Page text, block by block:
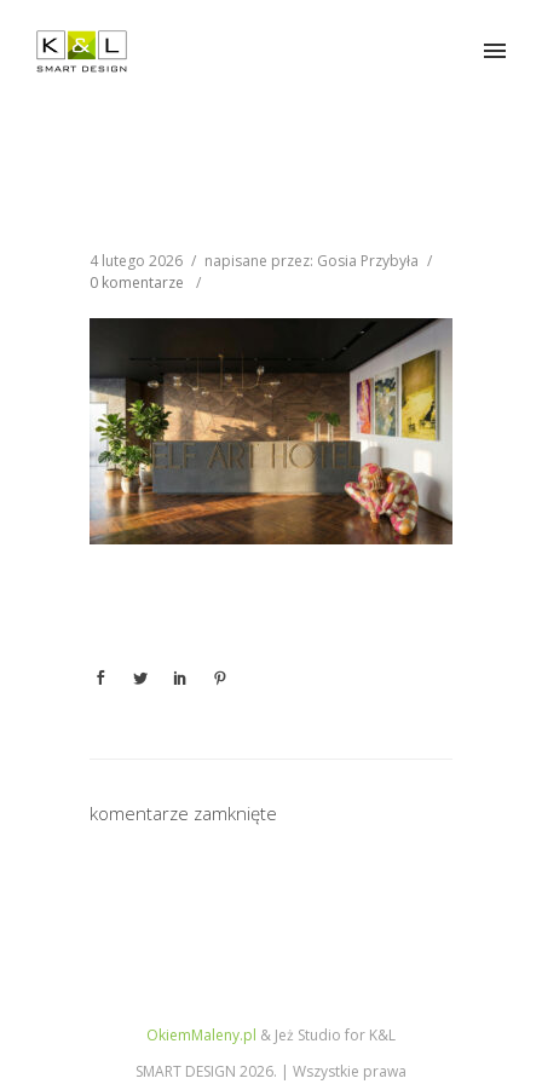
4 lutego 2026 / napisane przez: Gosia Przybyła /
0 komentarze
/
komentarze zamknięte
OkiemMaleny.pl & Jeż Studio for K&L
SMART DESIGN 2026. | Wszystkie prawa